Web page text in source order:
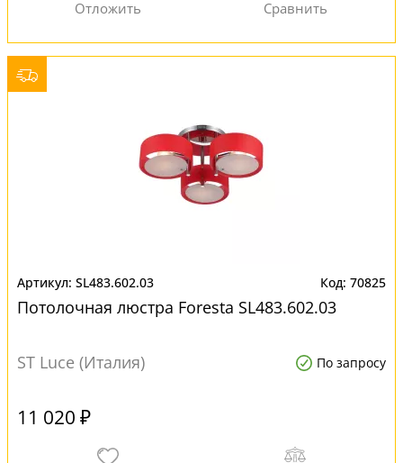
SL483.602.03 70825
Потолочная люстра Foresta SL483.602.03
ST Luce (Италия) По запросу
11 020 ₽